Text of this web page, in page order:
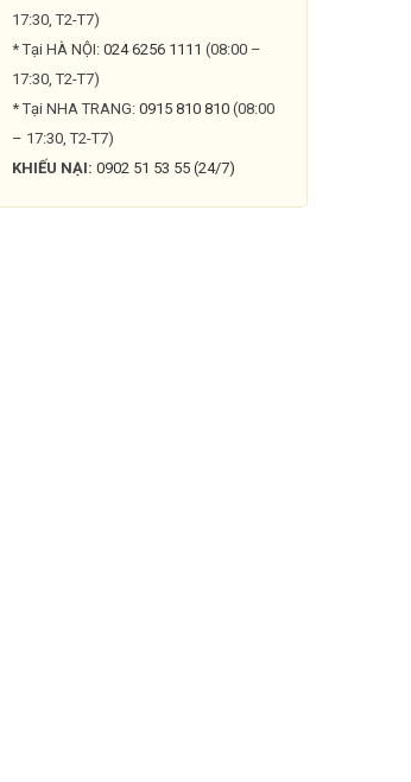
17:30, T2-T7)
* Tại HÀ NỘI: 024 6256 1111 (08:00 –
17:30, T2-T7)
* Tại NHA TRANG: 0915 810 810 (08:00
– 17:30, T2-T7)
KHIẾU NẠI: 0902 51 53 55 (24/7)